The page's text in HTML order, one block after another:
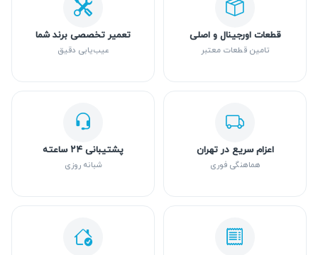
قطعات اورجینال و اصلی
تامین قطعات معتبر
تعمیر تخصصی برند شما
عیب‌یابی دقیق
اعزام سریع در تهران
هماهنگی فوری
پشتیبانی ۲۴ ساعته
شبانه روزی